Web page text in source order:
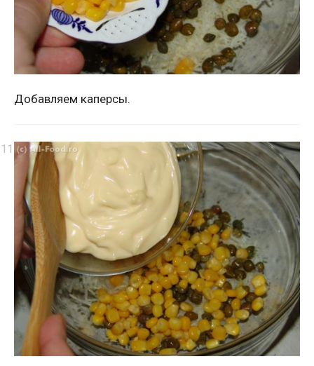
Добавляем каперсы.